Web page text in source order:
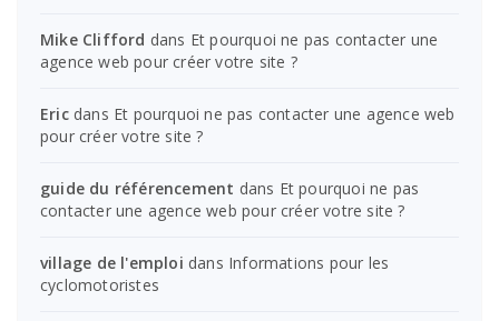
Mike Clifford dans Et pourquoi ne pas contacter une
agence web pour créer votre site ?
Ericdans Et pourquoi ne pas contacter une agence web
pour créer votre site ?
guide du référencement dans Et pourquoi ne pas
contacter une agence web pour créer votre site ?
village de l'emploi dans Informations pour les
cyclomotoristes